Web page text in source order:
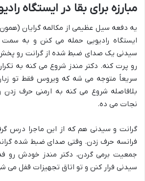
مبارزه برای بقا در ایستگاه
یه دفعه سیل عظیمی از مکالمه گرایان
ایستگاه رادیویی حمله می کنن و به
سیدنی یک صدای ضبط شده از گرانت رو
رو پرت کنه. دکتر مندز شروع می کنه به
سریعاً متوجه می شه که ویروس فقط تو
بلافاصله شروع می کنه به ارمنی حرف
نجات می ده.
گرانت و سیدنی هم که از این ماجرا درس
فرانسه حرف زدن. وقتی صدای ضبط شده
جمعیت برمی گردن، دکتر مندز خودش رو
سیدنی فرار کنن و تو اتاق تجهیزات قفل می